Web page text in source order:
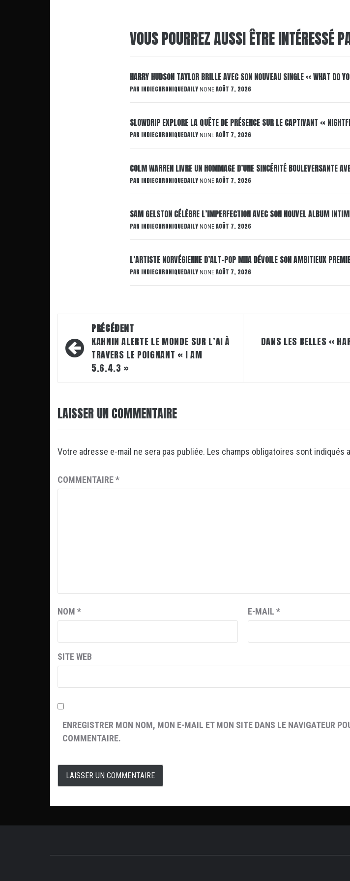
VOUS POURREZ AUSSI ÊTRE INTÉRESSÉ
HARRY HUDSON TAYLOR BRILLE AVEC SON NOUVEAU SINGLE « WHAT DO
PAR INDIECHRONIQUEDAILY NONE AOÛT 7, 2026
SLOWDRIP EXPLORE LA QUÊTE DE PRÉSENCE SUR LE CAPTIVANT «
PAR INDIECHRONIQUEDAILY NONE AOÛT 7, 2026
COLM WARREN LIVRE UN HOMMAGE D’UNE SINCÉRITÉ BOULEVERSANTE
PAR INDIECHRONIQUEDAILY NONE AOÛT 7, 2026
SAM GELSTON CÉLÈBRE L’IMPERFECTION AVEC SON NOUVEL ALBUM
PAR INDIECHRONIQUEDAILY NONE AOÛT 7, 2026
L’ARTISTE NORVÉGIENNE D’ALT-POP MIIA DÉVOILE SON AMBITIEUX
PAR INDIECHRONIQUEDAILY NONE AOÛT 7, 2026
Navigation
d’article
PRÉCÉDENT
KAHNIN ALERTE LE MONDE SUR L’AI À
TRAVERS LE POIGNANT « I AM
5.6.4.3 »
DANS LES BELLES «
LAISSER UN COMMENTAIRE
Votre adresse e-mail ne sera pas publiée. Les champs obligatoires sont indiqués
COMMENTAIRE*
NOM * E-MAIL *
SITE WEB
ENREGISTRER MON NOM, MON E-MAIL ET MON SITE DANS LE NAVIGATEUR
COMMENTAIRE.